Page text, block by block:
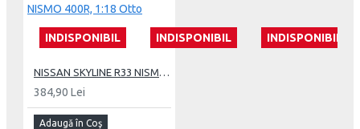
INDISPONIBIL INDISPONIBIL INDISPONIBIL
384,90 Lei
Adaugă în Coş